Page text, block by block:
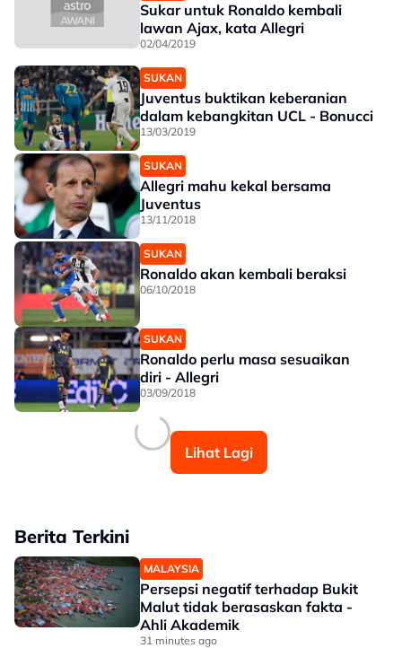
Sukar untuk Ronaldo kembali
lawan Ajax, kata Allegri
02/04/2019
SUKAN
Juventus buktikan keberanian
dalam kebangkitan UCL - Bonucci
13/03/2019
SUKAN
Allegri mahu kekal bersama
Juventus
13/11/2018
SUKAN
Ronaldo akan kembali beraksi
06/10/2018
SUKAN
Ronaldo perlu masa sesuaikan
diri - Allegri
03/09/2018
Lihat Lagi
Berita Terkini
MALAYSIA
Persepsi negatif terhadap Bukit
Malut tidak berasaskan fakta -
Ahli Akademik
31 minutes ago